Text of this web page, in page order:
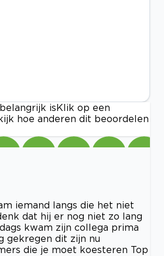
is Klik op een
hoe anderen dit beoordelen
iemand langs die het niet
dat hij er nog niet zo lang
kwam zijn collega prima
gekregen dit zijn nu
die je moet koesteren Top